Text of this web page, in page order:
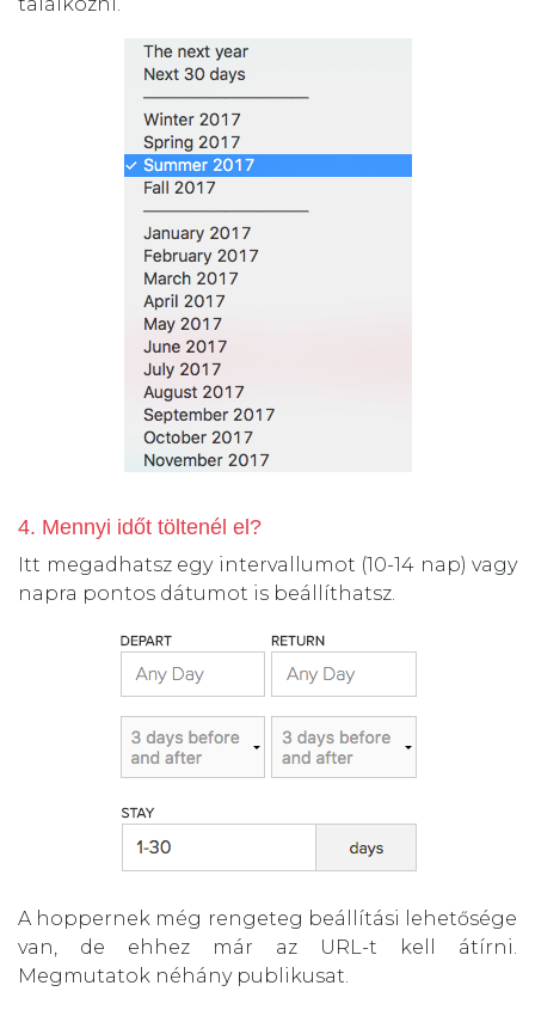
4. Mennyi időt töltenél el?
Itt megadhatsz egy intervallumot (10-14 nap) vagy
napra pontos dátumot is beállíthatsz.
A hoppernek még rengeteg beállítási lehetősége
van, de ehhez már az URL-t kell átírni.
Megmutatok néhány publikusat.